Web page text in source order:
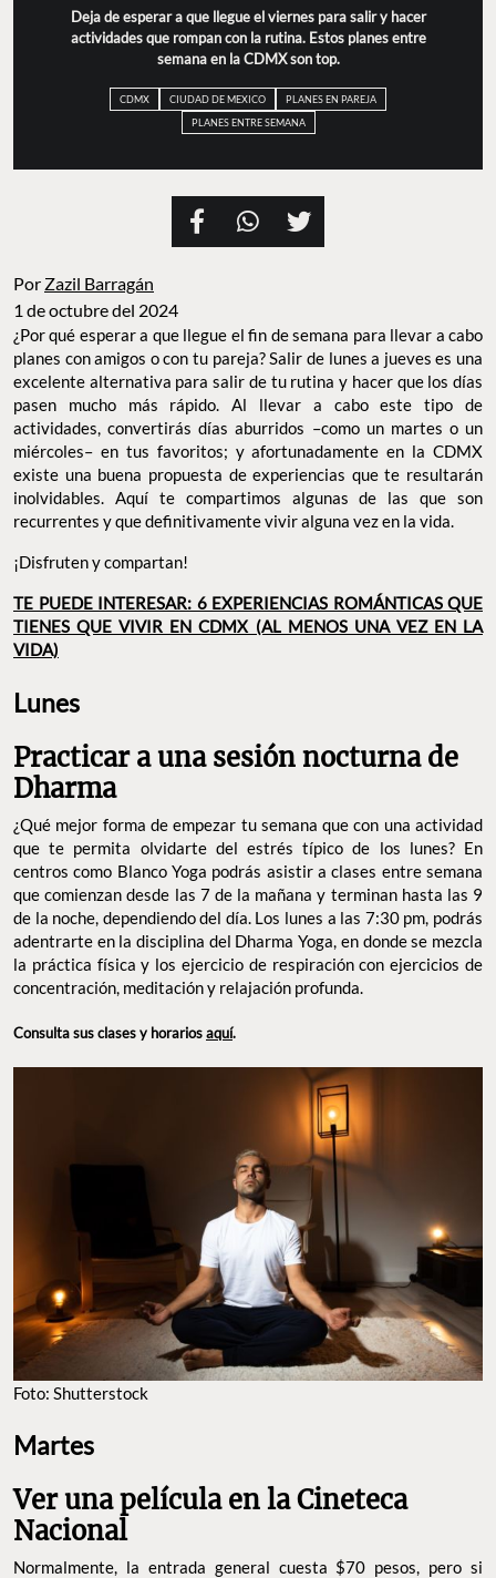
Deja de esperar a que llegue el viernes para salir y hacer
actividades que rompan con la rutina. Estos planes entre
semana en la CDMX son top.
CDMX CIUDAD DE MEXICO
PLANES EN PAREJA
PLANES ENTRE SEMANA
Por Zazil Barragán
1 de octubre del 2024
¿Por qué esperar a que llegue el fin de semana para llevar a cabo
planes con amigos o con tu pareja? Salir de lunes a jueves es una
excelente alternativa para salir de tu rutina y hacer que los días
pasen mucho más rápido. Al llevar a cabo este tipo de
actividades, convertirás días aburridos –como un martes o un
miércoles– en tus favoritos; y afortunadamente en la CDMX
existe una buena propuesta de experiencias que te resultarán
inolvidables. Aquí te compartimos algunas de las que son
recurrentes y que definitivamente vivir alguna vez en la vida.
¡Disfruten y compartan!
TE PUEDE INTERESAR: 6 EXPERIENCIAS ROMÁNTICAS QUE
TIENES QUE VIVIR EN CDMX (AL MENOS UNA VEZ EN LA
VIDA)
Lunes
Practicar a una sesión nocturna de
Dharma
¿Qué mejor forma de empezar tu semana que con una actividad
que te permita olvidarte del estrés típico de los lunes? En
centros como Blanco Yoga podrás asistir a clases entre semana
que comienzan desde las 7 de la mañana y terminan hasta las 9
de la noche, dependiendo del día. Los lunes a las 7:30 pm, podrás
adentrarte en la disciplina del Dharma Yoga, en donde se mezcla
la práctica física y los ejercicio de respiración con ejercicios de
concentración, meditación y relajación profunda.
Consulta sus clases y horariosaquí.
Foto: Shutterstock
Martes
Ver una película en la Cineteca
Nacional
Normalmente, la entrada general cuesta $70 pesos, pero si